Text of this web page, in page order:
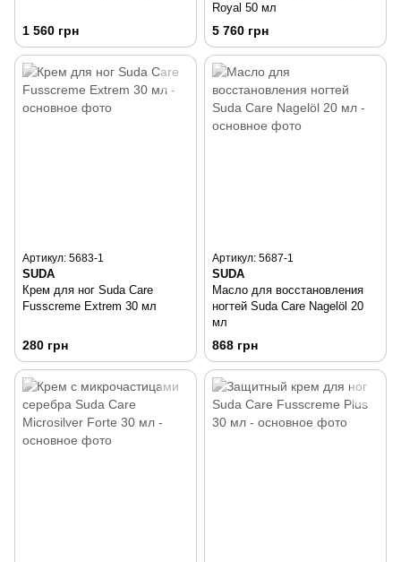
1 560 грн
Royal 50 мл
5 760 грн
Артикул: 5683-1
SUDA
Крем для ног Suda Care
Fusscreme Extrem 30 мл
280 грн
Артикул: 5687-1
SUDA
Масло для восстановления
ногтей Suda Care Nagelöl 20
мл
868 грн